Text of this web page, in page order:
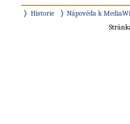
Historie Nápověda k